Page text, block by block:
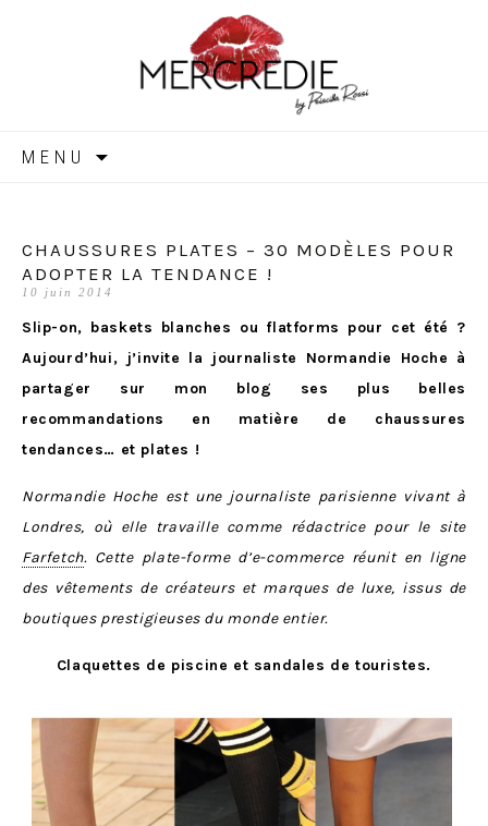
MERCREDIE
MENU
CHAUSSURES PLATES – 30 MODÈLES POUR
ADOPTER LA TENDANCE !
10 juin 2014
Slip-on, baskets blanches ou flatforms pour cet été ?
Aujourd’hui, j’invite la journaliste Normandie Hoche à
partager sur mon blog ses plus belles
recommandations en matière de chaussures
tendances… et plates !
Normandie Hoche est une journaliste parisienne vivant à
Londres, où elle travaille comme rédactrice pour le site
Farfetch. Cette plate-forme d’e-commerce réunit en ligne
des vêtements de créateurs et marques de luxe, issus de
boutiques prestigieuses du monde entier.
Claquettes de piscine et sandales de touristes.